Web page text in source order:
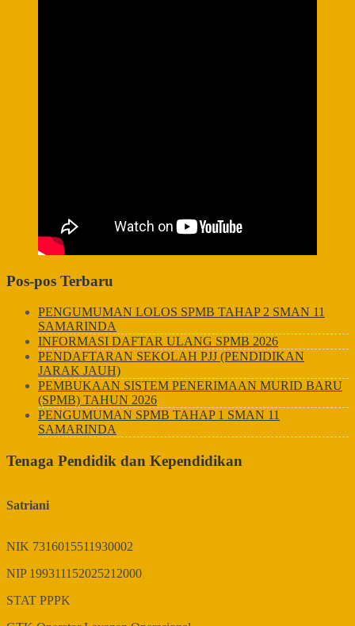
Pos-pos Terbaru
PENGUMUMAN LOLOS SPMB TAHAP 2 SMAN 11
SAMARINDA
INFORMASI DAFTAR ULANG SPMB 2026
PENDAFTARAN SEKOLAH PJJ (PENDIDIKAN
JARAK JAUH)
PEMBUKAAN SISTEM PENERIMAAN MURID BARU
(SPMB) TAHUN 2026
PENGUMUMAN SPMB TAHAP 1 SMAN 11
SAMARINDA
Tenaga Pendidik dan Kependidikan
Satriani
NIK 7316015511930002
NIP 199311152025212000
STAT PPPK